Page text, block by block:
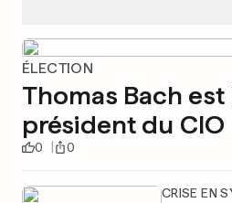
ÉLECTION
Thomas Bach
président du CIO
0 0
CRISE EN